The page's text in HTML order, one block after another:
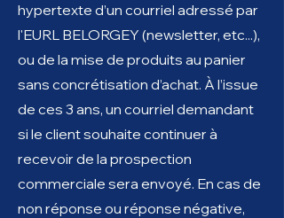
hypertexte d’un courriel adressé par
l'EURL BELORGEY (newsletter, etc...),
ou de la mise de produits au panier
sans concrétisation d’achat. À l’issue
de ces 3 ans, un courriel demandant
si le client souhaite continuer à
recevoir de la prospection
commerciale sera envoyé. En cas de
non réponse ou réponse négative,